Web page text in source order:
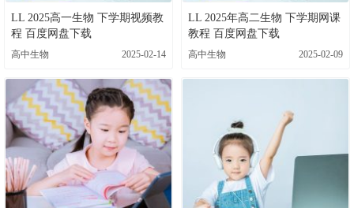
LL 2025高一生物 下学期视频教
程 百度网盘下载
高中生物 2025-02-14
LL 2025年高二生物 下学期网课
教程 百度网盘下载
高中生物 2025-02-09